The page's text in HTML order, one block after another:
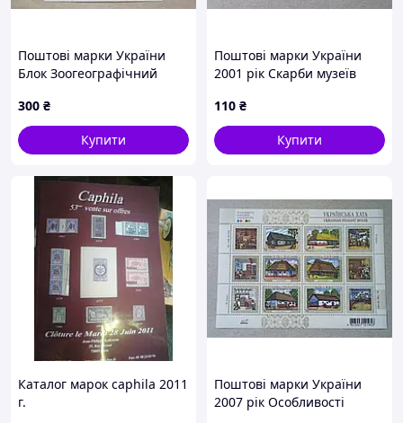
Поштові марки України
Блок Зоогеографічний
300 ₴
Купити
Поштові марки України
2001 рік Скарби музеїв
Ханенків
110 ₴
Купити
Каталог марок caphila 2011
г.
Поштові марки України
2007 рік Особливості